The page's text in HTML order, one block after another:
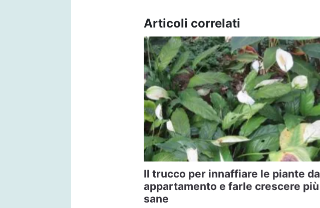
Articoli correlati
Il trucco per innaffiare le piante da
appartamento e farle crescere più
sane